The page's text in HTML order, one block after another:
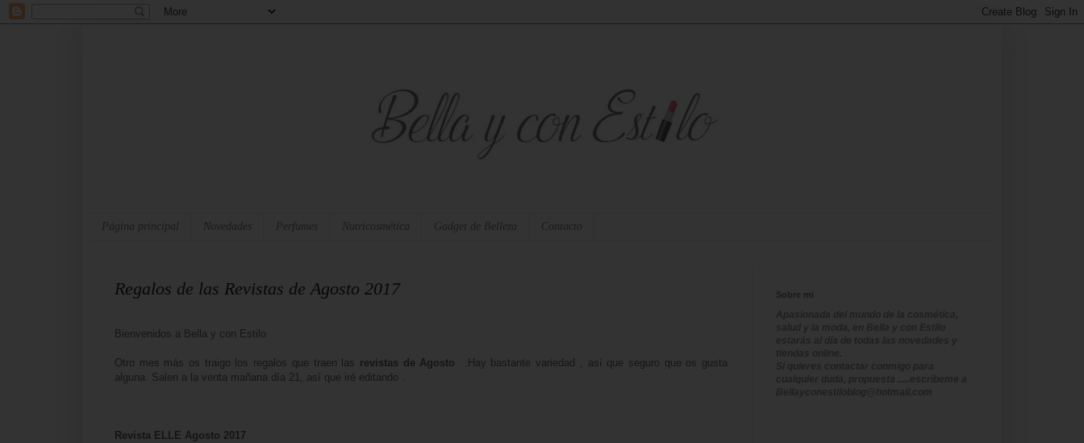
Página principal Novedades Perfumes Nutricosmética Gadget de Belleza Contacto
Regalos de las Revistas de Agosto 2017
Bienvenidos a Bella y con Estilo
Otro mes más os traigo los regalos que traen las revistas de Agosto
.Hay bastante variedad , así que seguro que os gusta
alguna. Salen a la venta mañana día 21, así que iré editando .
Revista ELLE Agosto 2017
Sobre mi